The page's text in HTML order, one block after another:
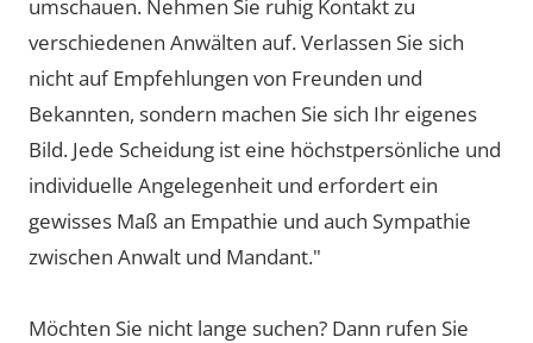
umschauen. Nehmen Sie ruhig Kontakt zu
verschiedenen Anwälten auf. Verlassen Sie sich
nicht auf Empfehlungen von Freunden und
Bekannten, sondern machen Sie sich Ihr eigenes
Bild. Jede Scheidung ist eine höchstpersönliche und
individuelle Angelegenheit und erfordert ein
gewisses Maß an Empathie und auch Sympathie
zwischen Anwalt und Mandant."
Möchten Sie nicht lange suchen? Dann rufen Sie